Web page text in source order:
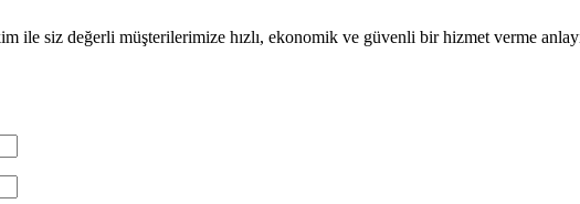
ile siz değerli müşterilerimize hızlı, ekonomik ve güvenli bir hizmet verme